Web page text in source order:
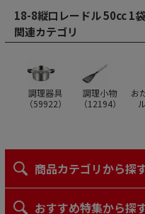
18-8縦口レードル 50cc 1
関連カテゴリ
調理器具
（59922）
調理小物
（12194）
お
商品カテゴリから探
おすすめ特集から探